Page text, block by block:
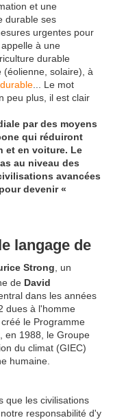
et une
durable ses
urgentes pour
à une
durable
solaire), à
... Le mot
peu plus, il est clair
par des moyens
qui réduiront
et en voiture. Le
au niveau des
avancées
devenir «
langage de
Strong , un
de David
dans les années
dues à l'homme
le Programme
en 1988, le Groupe
du climat (GIEC)
humaine.
que les civilisations
responsabilité d'y